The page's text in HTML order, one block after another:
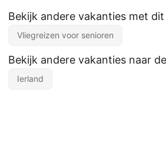
Bekijk andere vakanties met
Vliegreizen voor senioren
Bekijk andere vakanties naar
Ierland